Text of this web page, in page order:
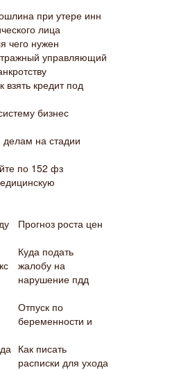
при утере инн
лица
чего нужен
управляющий
взять кредит под
бизнес
делам на стадии
по 152 фз
Прогноз роста цен
Куда подать
жалобу на
нарушение пдд
Отпуск по
беременности и
Как писать
расписки для ухода